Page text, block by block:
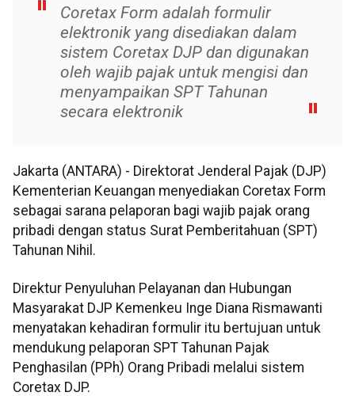
Coretax Form adalah formulir
elektronik yang disediakan dalam
sistem Coretax DJP dan digunakan
oleh wajib pajak untuk mengisi dan
menyampaikan SPT Tahunan
secara elektronik
Jakarta (ANTARA) - Direktorat Jenderal Pajak (DJP)
Kementerian Keuangan menyediakan Coretax Form
sebagai sarana pelaporan bagi wajib pajak orang
pribadi dengan status Surat Pemberitahuan (SPT)
Tahunan Nihil.
Direktur Penyuluhan Pelayanan dan Hubungan
Masyarakat DJP Kemenkeu Inge Diana Rismawanti
menyatakan kehadiran formulir itu bertujuan untuk
mendukung pelaporan SPT Tahunan Pajak
Penghasilan (PPh) Orang Pribadi melalui sistem
Coretax DJP.